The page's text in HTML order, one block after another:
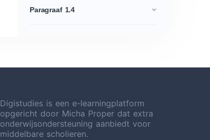
Paragraaf 1.4
Digistudies is een e-learningplatform
opgericht door Micha Proper dat extra
onderwijsondersteuning aanbiedt voor
middelbare scholieren.